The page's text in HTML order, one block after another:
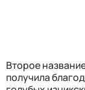
Второе
получила